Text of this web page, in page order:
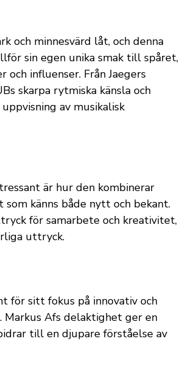
och minnesvärd låt, och denna
sin egen unika smak till spåret,
influenser. Från Jaegers
skarpa rytmiska känsla och
av musikalisk
är hur den kombinerar
känns både nytt och bekant.
för samarbete och kreativitet,
uttryck.
för sitt fokus på innovativ och
Markus Afs delaktighet ger en
till en djupare förståelse av